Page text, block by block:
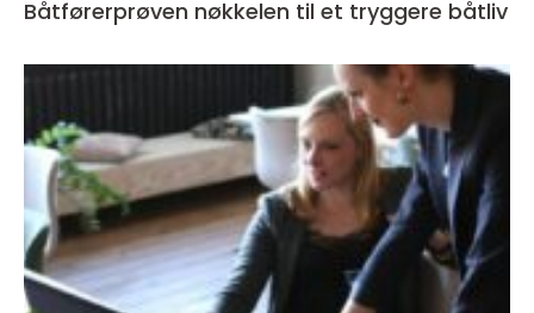
Båtførerprøven nøkkelen til et tryggere båtliv